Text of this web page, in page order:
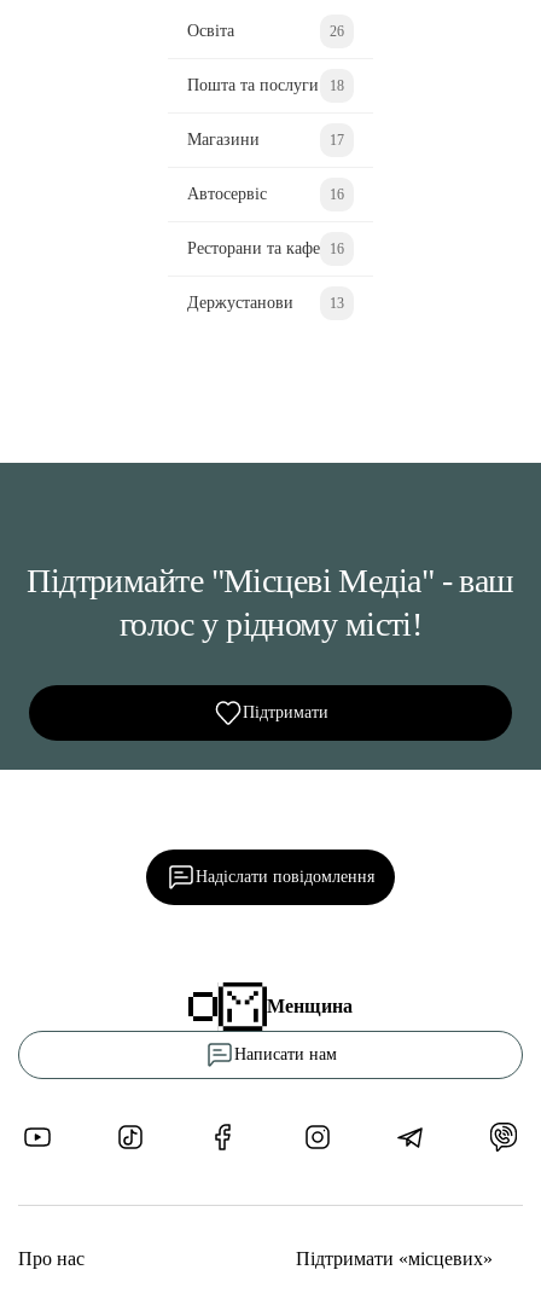
Освіта 26
Пошта та послуги 18
Магазини 17
Автосервіс 16
Ресторани та кафе 16
Держустанови 13
Підтримайте "Місцеві Медіа" - ваш
голос у рідному місті!
Підтримати
Надіслати повідомлення
Менщина
Написати нам
Про нас Підтримати «місцевих»